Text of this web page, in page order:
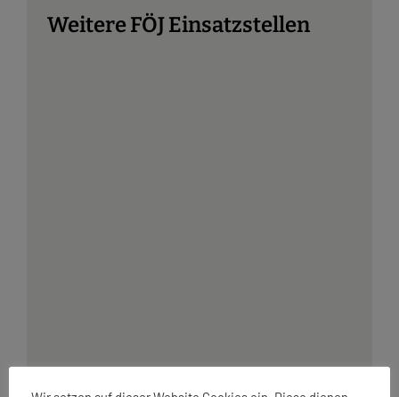
Weitere FÖJ Einsatzstellen